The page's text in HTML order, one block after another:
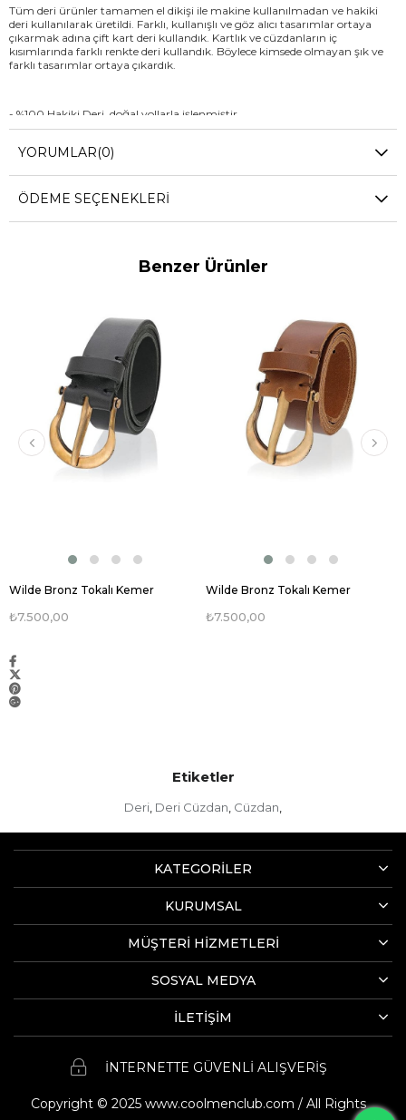
Tüm deri ürünler tamamen el dikişi ile makine kullanılmadan ve hakiki
deri kullanılarak üretildi. Farklı, kullanışlı ve göz alıcı tasarımlar ortaya
çıkarmak adına çift kart deri kullandık. Kartlık ve cüzdanların iç
kısımlarında farklı renkte deri kullandık. Böylece kimsede olmayan şık ve
farklı tasarımlar ortaya çıkardık.
- %100 Hakiki Deri, doğal yollarla işlenmiştir
üretilmiştir
- Tüm kenarlar polisajlıdır
- Ön cepte de rahatlıkla kullanılacak ölçülerde, kalın ve büyük cüzdan
YORUMLAR(0)
ÖDEME SEÇENEKLERI
Benzer Ürünler
Wilde Bronz Tokalı Kemer
₺7.500,00
Wilde Bronz Tokalı Kemer
₺7.500,00
Etiketler
Deri, Deri Cüzdan, Cüzdan,
KATEGORİLER
KURUMSAL
MÜŞTERİ HİZMETLERİ
SOSYAL MEDYA
İLETİŞİM
İNTERNETTE GÜVENLİ ALIŞVERİŞ
Copyright © 2025 www.coolmenclub.com / All Rights